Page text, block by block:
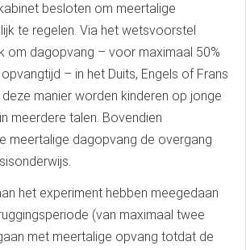
besloten om meertalige
te regelen. Via het wetsvoorstel
om dagopvang – voor maximaal 50%
– in het Duits, Engels of Frans
manier worden kinderen op jonge
meerdere talen. Bovendien
meertalige dagopvang de overgang
het experiment hebben meegedaan
(van maximaal twee
met meertalige opvang totdat de